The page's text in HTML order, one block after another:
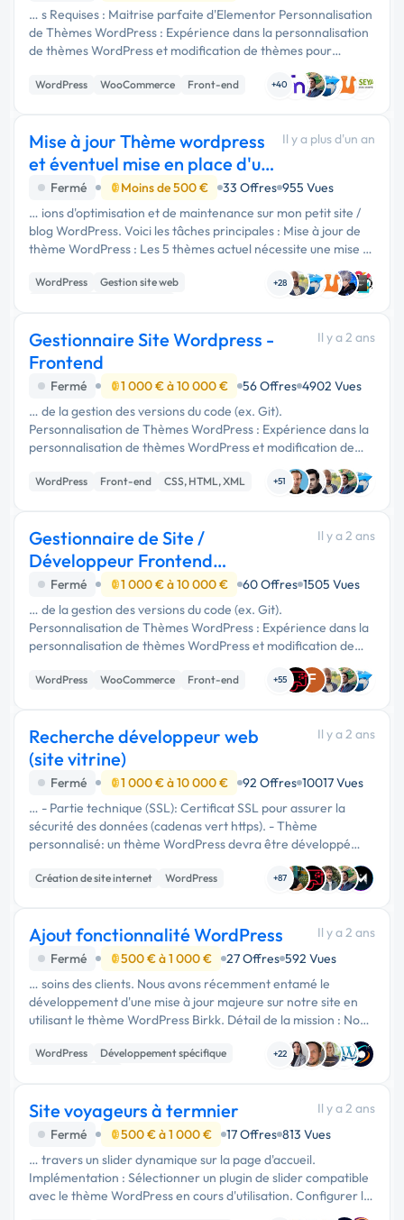
… s Requises : Maitrise parfaite d'Elementor Personnalisation
de Thèmes WordPress : Expérience dans la personnalisation
de thèmes WordPress et modification de thèmes pour
Développement de Plugins …
WordPress WooCommerce Front-end +40
Mise à jour Thème wordpress
et éventuel mise en place d'un
cache objet
Il y a plus d'un an
Fermé Moins de 500 € 33 Offres 955 Vues
… ions d'optimisation et de maintenance sur mon petit site /
blog WordPress. Voici les tâches principales : Mise à jour de
thème WordPress : Les 5 thèmes actuel nécessite une mise à
jour, en veillant à la compatibilité avec les plugins en …
WordPress
Gestion site web
+28
Gestionnaire Site Wordpress -
Frontend
Il y a 2 ans
Fermé 1 000 € à 10 000 € 56 Offres 4902 Vues
… de la gestion des versions du code (ex. Git).
Personnalisation de Thèmes WordPress : Expérience dans la
personnalisation de thèmes WordPress et modification de
thèmes pour répondre aux besoins spécifiques des projets.
Développement de Plugins …
WordPress Front-end CSS, HTML, XML +51
Gestionnaire de Site /
Développeur Frontend
WordPress
Il y a 2 ans
Fermé 1 000 € à 10 000 € 60 Offres 1505 Vues
… de la gestion des versions du code (ex. Git).
Personnalisation de Thèmes WordPress : Expérience dans la
personnalisation de thèmes WordPress et modification de
thèmes pour répondre aux besoins spécifiques des projets.
Développement de Plugins …
WordPress WooCommerce Front-end +55 F
Recherche développeur web
(site vitrine)
Il y a 2 ans
Fermé 1 000 € à 10 000 € 92 Offres 10017 Vues
… - Partie technique (SSL): Certificat SSL pour assurer la
sécurité des données (cadenas vert https). - Thème
personnalisé: un thème WordPress devra être développé
pour coller à la charte graphique et à l’identité de KITCOM.
SEO : recherches de …
Création de site internet WordPress +87
Ajout fonctionnalité WordPress
Il y a 2 ans
Fermé
500 € à 1 000 € 27 Offres 592 Vues
… soins des clients. Nous avons récemment entamé le
développement d'une mise à jour majeure sur notre site en
utilisant le thème WordPress Birkk. Détail de la mission : Nous
souhaitons intégrer une nouvelle fonctionnalité permettant
aux …
WordPress
Développement spécifique
+22
Site voyageurs à termnier
Il y a 2 ans
Fermé
500 € à 1 000 € 17 Offres 813 Vues
… travers un slider dynamique sur la page d'accueil.
Implémentation : Sélectionner un plugin de slider compatible
avec le thème WordPress en cours d'utilisation. Configurer le